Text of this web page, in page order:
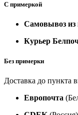
С примеркой
Самовывоз из
Курьер
Без примерки
Доставка до пункта
Европочта